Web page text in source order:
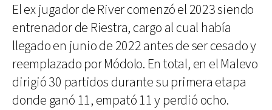
El ex jugador de River comenzó el 2023 siendo
entrenador de Riestra, cargo al cual había
llegado en junio de 2022 antes de ser cesado y
reemplazado por Módolo. En total, en el Malevo
dirigió 30 partidos durante su primera etapa
donde ganó 11, empató 11 y perdió ocho.